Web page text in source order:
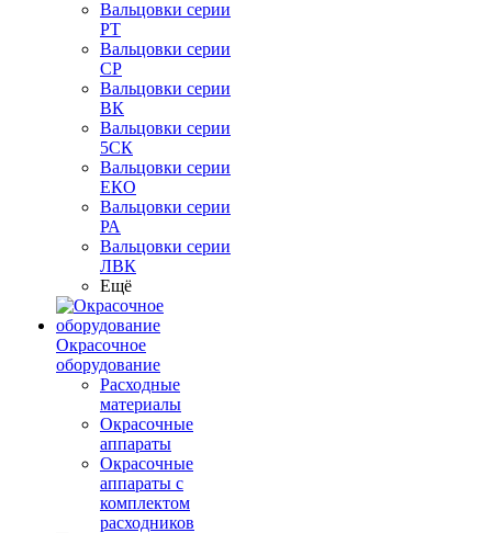
Вальцовки серии
РТ
Вальцовки серии
СР
Вальцовки серии
ВК
Вальцовки серии
5СК
Вальцовки серии
ЕКО
Вальцовки серии
РА
Вальцовки серии
ЛВК
Ещё
Окрасочное
оборудование
Расходные
материалы
Окрасочные
аппараты
Окрасочные
аппараты с
комплектом
расходников